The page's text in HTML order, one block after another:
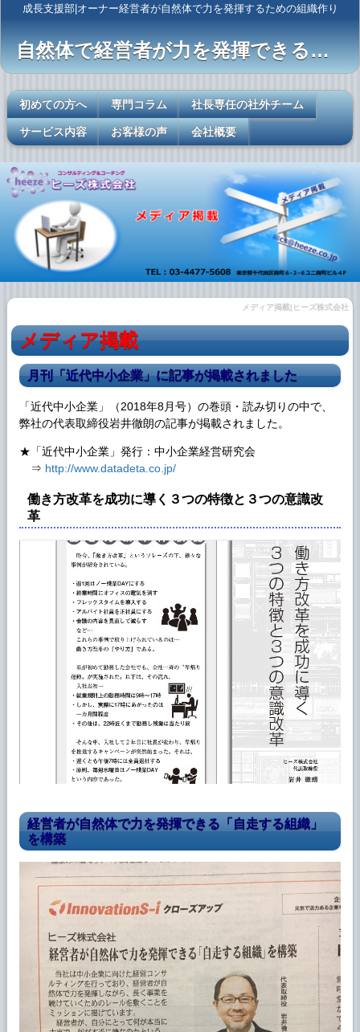
成長支援部|オーナー経営者が自然体で力を発揮するための組織作り
自然体で経営者が力を発揮できるレールを敷く
初めての方へ 専門コラム 社長専任の社外チーム
サービス内容 お客様の声 会社概要
メディア掲載|ヒーズ株式会社
メディア掲載
月刊「近代中小企業」に記事が掲載されました
「近代中小企業」（2018年8月号）の巻頭・読み切りの中で、
弊社の代表取締役岩井徹朗の記事が掲載されました。
★「近代中小企業」発行：中小企業経営研究会
⇒ http://www.datadeta.co.jp/
働き方改革を成功に導く３つの特徴と３つの意識改
革
経営者が自然体で力を発揮できる「自走する組織」
を構築